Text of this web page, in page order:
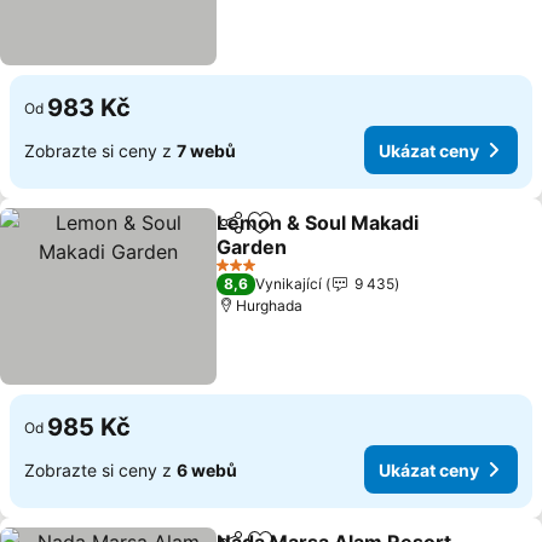
Od 983 Kč
Zobrazte si ceny z 7 webů Ukázat ceny
SdíletPřidat na seznam oblíbených
Lemon & Soul Makadi
Garden
Ukázat ceny
3 Počet hvězdiček
8,6 Vynikající
9 435
Hurghada
Od 985 Kč
Zobrazte si ceny z 6 webů Ukázat ceny